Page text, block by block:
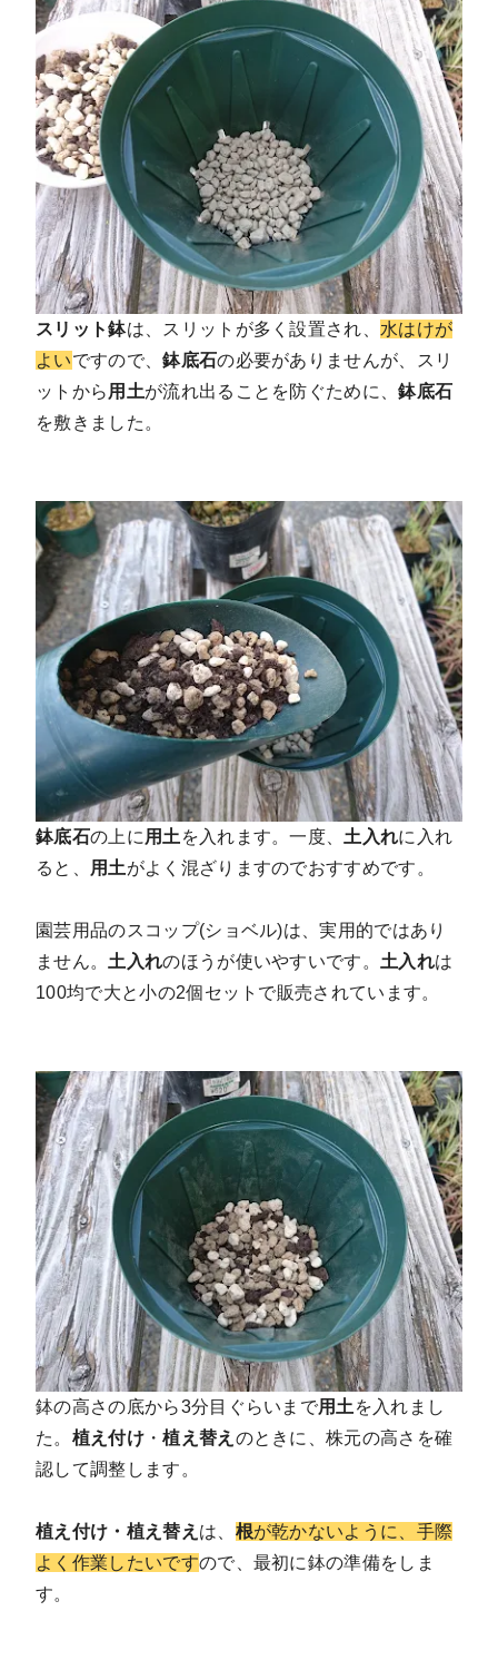
スリット鉢は、スリットが多く設置され、 水はけが
よいですので、鉢底石の必要がありませんが、スリ
ットから 用土が流れ出ることを防ぐために、鉢底石
を敷きました。
鉢底石の上に 用土 を入れます。一度、 土入れに入れ
ると、
用土がよく混ざりますのでおすすめです。
園芸用品のスコップ(ショベル)は、実用的ではあり
ません。 土入れのほうが使いやすいです。 土入れは
100均で大と小の2個セットで販売されています。
鉢の高さの底から3分目ぐらいまで用土 を入れまし
た。 植え付け・植え替え のときに、株元の高さを確
認して調整します。
植え付け・植え替え は、 根が乾かないように、手際
よく作業したいですので、最初に鉢の準備をしま
す。